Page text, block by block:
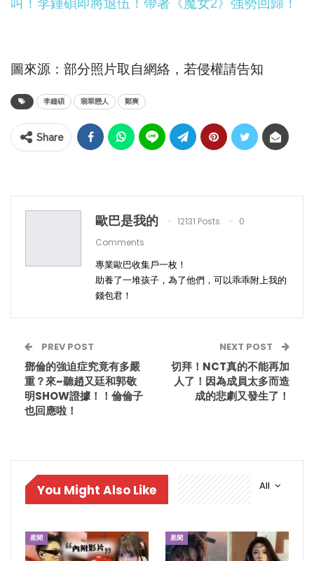
叫！李鍾碩即將退伍！帶著《魔女2》強勢回歸！
圖來源：部分照片取自網絡，若侵權請告知
李鐘碩 翡翠戀人 鄭爽
Share
歐巴是我的 12131 Posts
0
Comments
專業歐巴收集戶一枚！
助養了一堆孩子，為了他們，可以乖乖附上我的
錢包君！
PREV POST
鄧倫的強迫症究竟有多嚴
重？來~聽趙又廷和郭敬
明SHOW證據！！倫倫子
也回應啦！
NEXT POST
切拜！NCT真的不能再加
人了！因為成員太多而造
成的悲劇又發生了！
All
You Might Also Like
星聞 星聞